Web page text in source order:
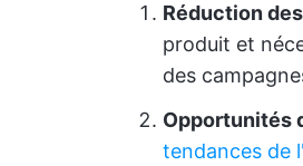
Réduction
produit et
des
Opportunités
tendances de